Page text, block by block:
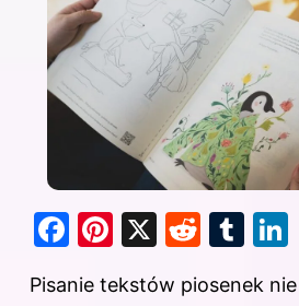
F
Pi X
R
T
Pisanie tekstów piosenek